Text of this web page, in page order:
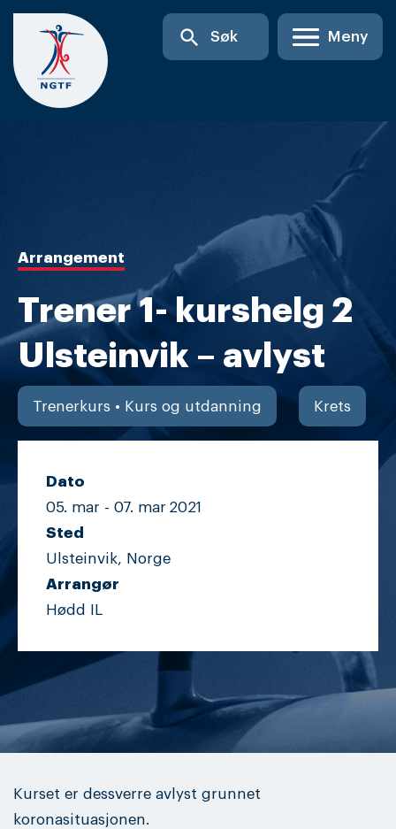
Skip
content
search Søk Meny
Arrangement
Trener 1- kurshelg 2
Ulsteinvik – avlyst
Trenerkurs • Kurs og utdanning Krets
Dato
05. mar - 07. mar 2021
Sted
Ulsteinvik, Norge
Arrangør
Hødd IL
Kurset er dessverre avlyst grunnet
koronasituasjonen.